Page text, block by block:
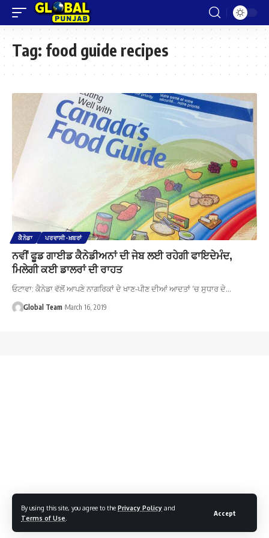
By using this site, you agree to the Privacy Policy and
Terms of Use
Accept
Tag: food guide recipes
ਕੈਨੇਡਾ ਪਰਵਾਸੀ-ਖ਼ਬਰਾਂ
ਨਵੀਂ ਫੂਡ ਗਾਈਡ ਕੈਨੇਡੀਅਨਾਂ ਦੀ ਜੇਬ ਲਈ ਰਹੇਗੀ ਫਾਇਦੇਮੰਦ,
ਮਿਲੇਗੀ ਕਈ ਡਾਲਰਾਂ ਦੀ ਰਾਹਤ
ਓਟਾਵਾ: ਕੈਨੇਡਾ ਵੱਲੋਂ ਆਪਣੇ ਨਾਗਰਿਕਾਂ ਦੇ ਖਾਣ-ਪੀਣ ਦੀਆਂ ਆਦਤਾਂ ‘ਚ ਸੁਧਾਰ ਦੇ…
Global Team March 16, 2019